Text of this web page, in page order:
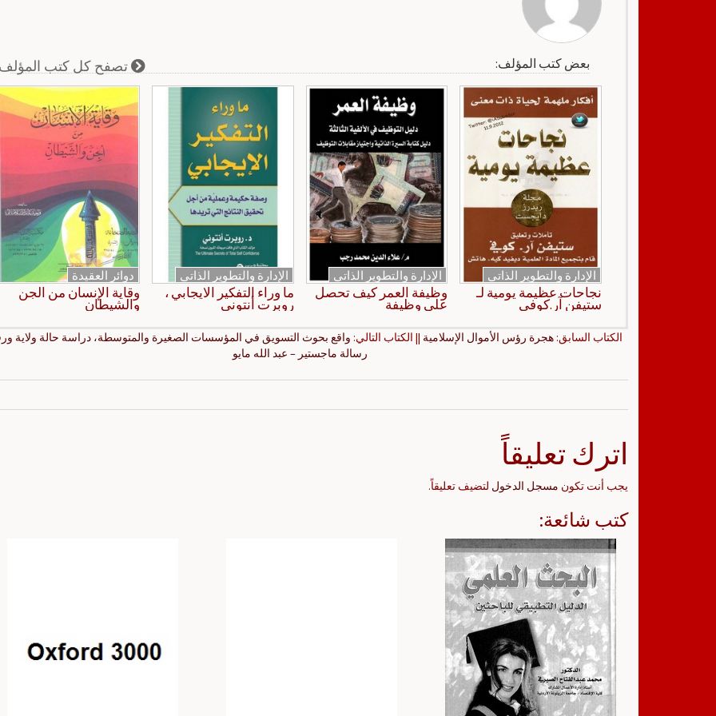
بعض كتب المؤلف: تصفح كل كتب
الإدارة والتطوير الذاتي
نجاحات عظيمة يومية لـ
ستيفن آر.كوفي
الإدارة والتطوير الذاتي
وظيفة العمر كيف تحصل
على وظيفة
الإدارة والتطوير الذاتي
ما وراء التفكير الايجابي ،
روبرت أنتوني
دوائر العقيدة
وقاية الإنسان من الجن
والشيطان
الكتاب السابق:هجرة رؤس الأموال الإسلامية || الكتاب التالي: واقع بحوث التسويق في المؤسسات الصغيرة والمتوسطة، دراسة حالة ولاية
رسالة ماجستير – عبد الله مايو
اترك تعليقاً
يجب أنت تكون مسجل الدخول لتضيف تعليقاً.
كتب شائعة: